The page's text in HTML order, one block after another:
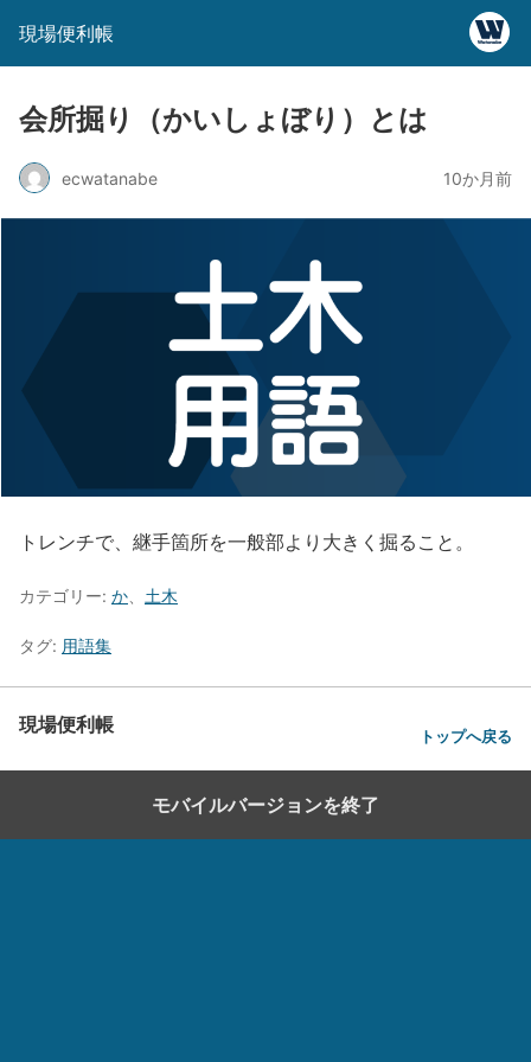
現場便利帳
会所掘り（かいしょぼり）とは
ecwatanabe 10か月前
トレンチで、継手箇所を一般部より大きく掘ること。
カテゴリー: か 土木
タグ: 用語集
現場便利帳 トップへ戻る
モバイルバージョンを終了